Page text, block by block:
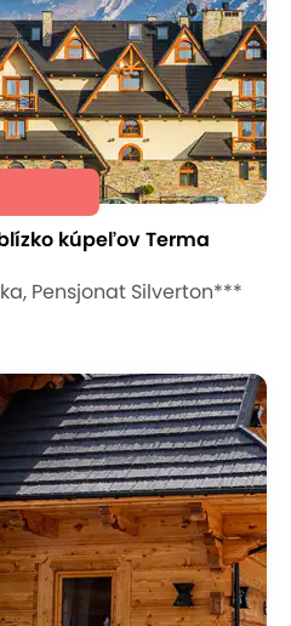
kúpeľov Terma
Pensjonat Silverton***